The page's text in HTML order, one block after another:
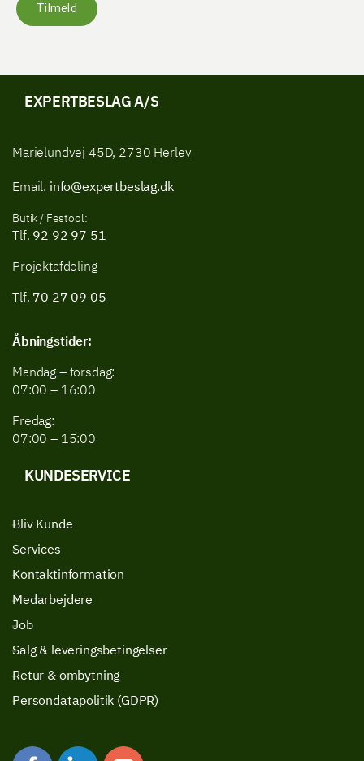
Tilmeld
EXPERTBESLAG A/S
Marielundvej 45D, 2730 Herlev
Email. info@expertbeslag.dk
Butik / Festool:
Tlf. 92 92 97 51
Projektafdeling
Tlf. 70 27 09 05
Åbningstider:
Mandag – torsdag:
07:00 – 16:00
Fredag:
07:00 – 15:00
KUNDESERVICE
Bliv Kunde
Services
Kontaktinformation
Medarbejdere
Job
Salg & leveringsbetingelser
Retur & ombytning
Persondatapolitik (GDPR)